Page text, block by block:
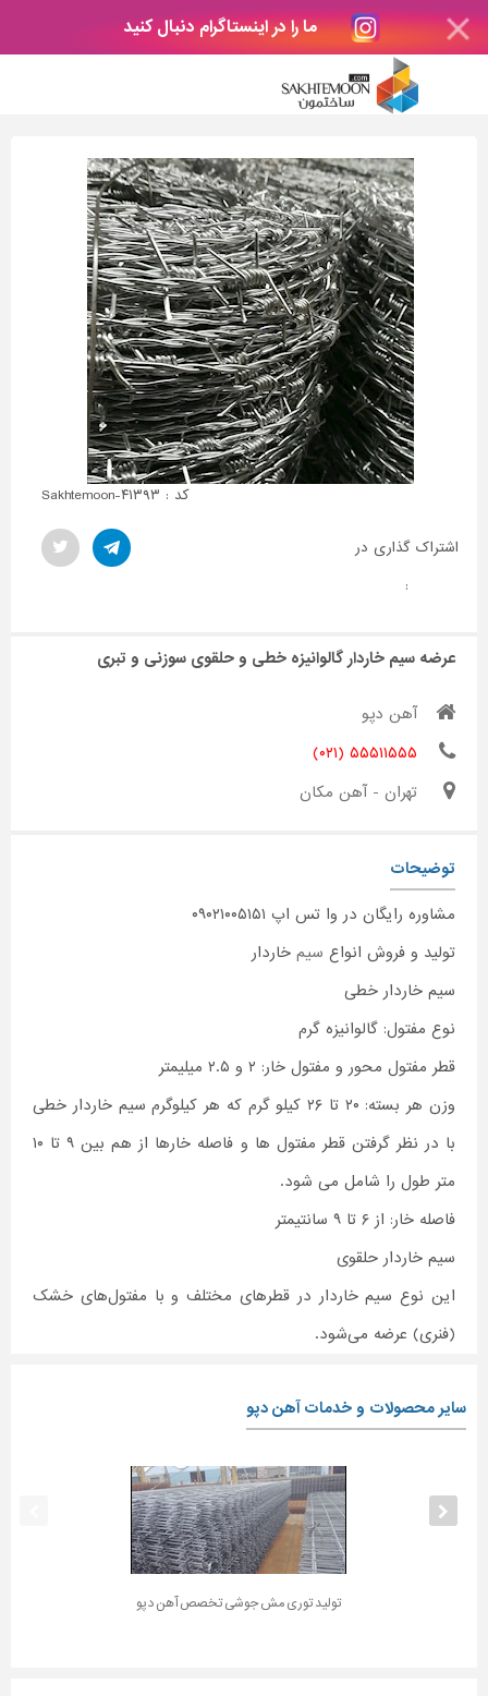
ما را در اینستاگرام دنبال کنید
کد : Sakhtemoon-۴۱۳۹۳
اشتراک گذاری در
:
عرضه سیم خاردار گالوانیزه خطی و حلقوی سوزنی و تبری
آهن دپو
۵۵۵۱۱۵۵۵ (۰۲۱)
تهران - آهن مکان
توضیحات
مشاوره رایگان در وا تس اپ ۰۹۰۲۱۰۰۵۱۵۱
تولید و فروش انواع سیم خاردار
سیم خاردار خطی
نوع مفتول: گالوانیزه گرم
قطر مفتول محور و مفتول خار: ۲ و ۲.۵ میلیمتر
وزن هر بسته: ۲۰ تا ۲۶ کیلو گرم که هر کیلوگرم سیم خاردار خطی
با در نظر گرفتن قطر مفتول ها و فاصله خارها از هم بین ۹ تا ۱۰
متر طول را شامل می شود.
فاصله خار: از ۶ تا ۹ سانتیمتر
سیم خاردار حلقوی
این نوع سیم خاردار در قطرهای مختلف و با مفتول‌های خشک
(فنری) عرضه می‌شود.
سایر محصولات و خدمات آهن دپو
تولید توری مش جوشی تخصص آهن دپو